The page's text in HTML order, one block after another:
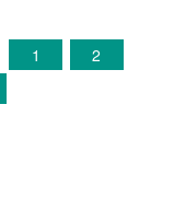
1
2